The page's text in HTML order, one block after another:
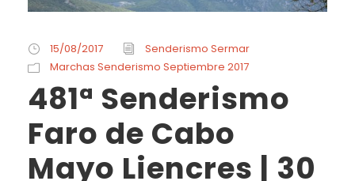
15/08/2017
Senderismo Sermar
Marchas Senderismo Septiembre 2017
481ª Senderismo
Faro de Cabo
Mayo Liencres | 30